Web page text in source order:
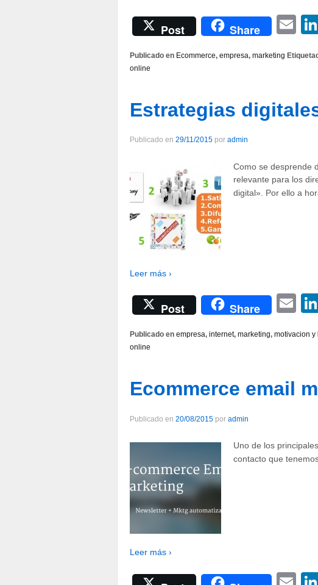
Post Share
Publicado en Ecommerce, empresa, marketing
online
Estrategias
Publicado en 29/11/2015 por admin
Como se desprende
relevante para los
digital». Por ello a
Leer más ›
Post Share
Publicado en empresa, internet, marketing, motivacion y
online
Ecommerce email
Publicado en 20/08/2015 por admin
Uno de los
contacto que
Leer más ›